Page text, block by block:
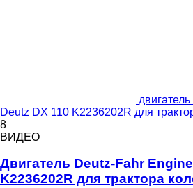
Deutz DX 110 K2236202R для
8
ВИДЕО
Двигатель Deutz-Fahr
K2236202R для трактора